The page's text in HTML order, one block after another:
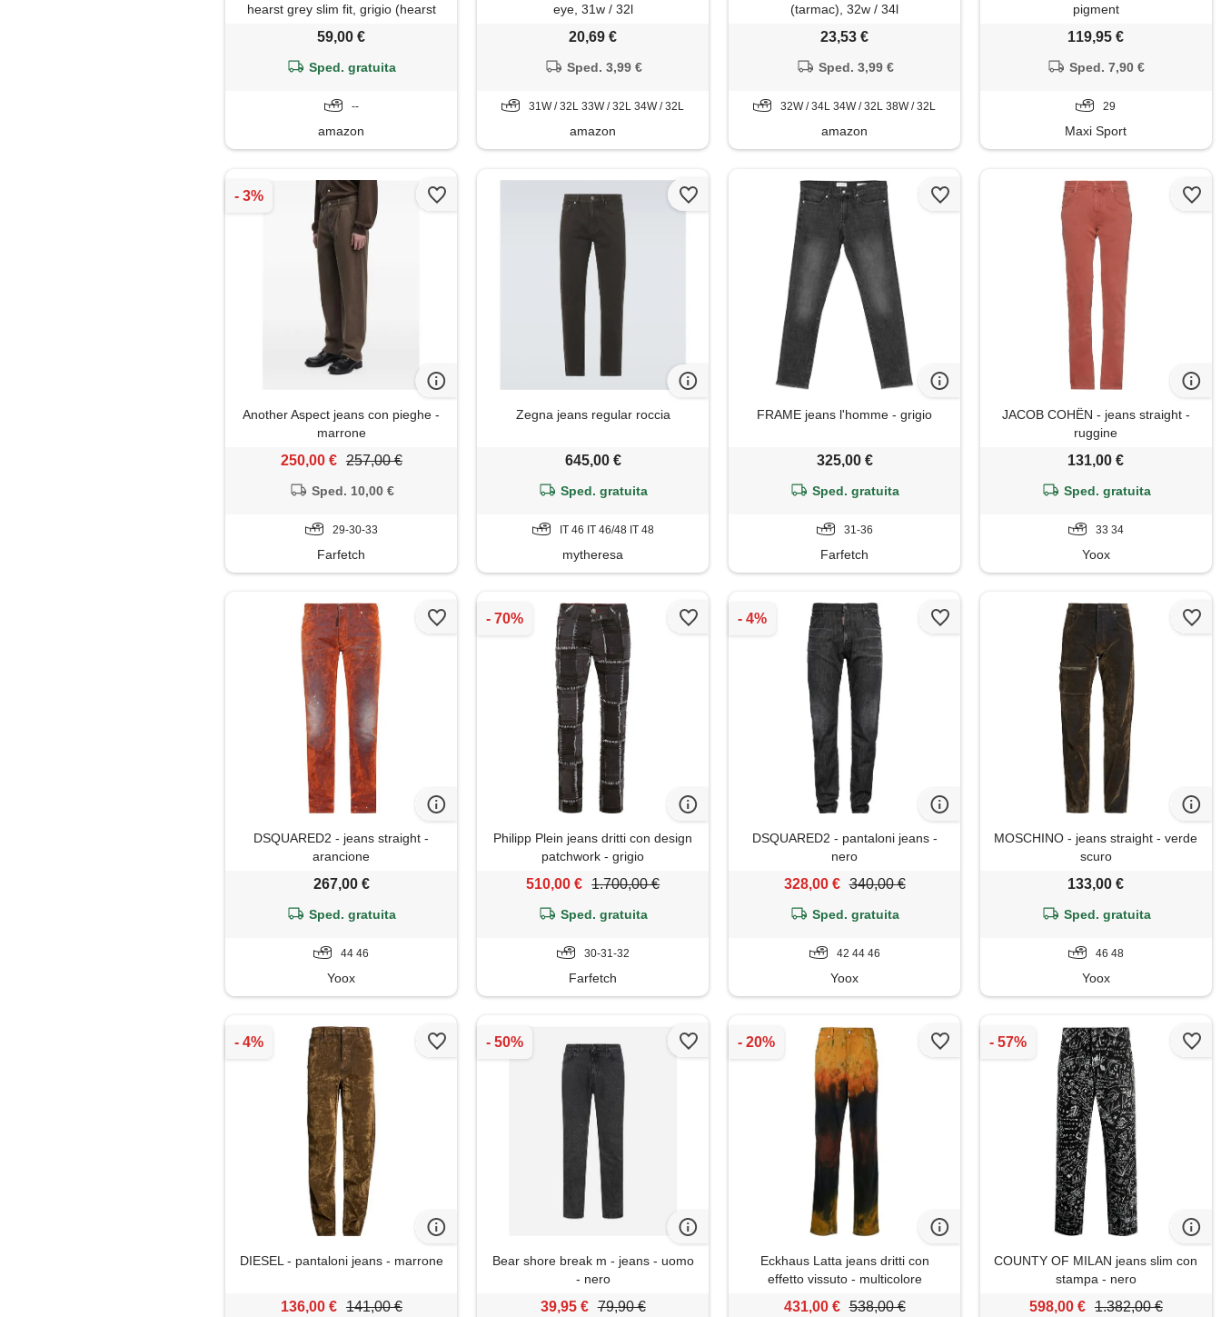
hearst grey slim fit, grigio (hearst
59,00 €
Sped. gratuita
--
amazon
eye, 31w / 32l
20,69 €
Sped. 3,99 €
31W / 32L 33W / 32L 34W / 32L
amazon
(tarmac), 32w / 34l
23,53 €
Sped. 3,99 €
32W / 34L 34W / 32L 38W / 32L
amazon
pigment
119,95 €
Sped. 7,90 €
29
Maxi Sport
Another Aspect jeans con pieghe -
marrone
250,00 € 257,00 €
Sped. 10,00 €
29-30-33
Farfetch
Zegna jeans regular roccia
645,00 €
Sped. gratuita
IT 46 IT 46/48 IT 48
mytheresa
FRAME jeans l'homme - grigio
325,00 €
Sped. gratuita
31-36
Farfetch
JACOB COHЁN - jeans straight -
ruggine
131,00 €
Sped. gratuita
33 34
Yoox
DSQUARED2 - jeans straight -
arancione
267,00 €
Sped. gratuita
44 46
Yoox
Philipp Plein jeans dritti con design
patchwork - grigio
510,00 € 1.700,00 €
Sped. gratuita
30-31-32
Farfetch
DSQUARED2 - pantaloni jeans -
nero
328,00 € 340,00 €
Sped. gratuita
42 44 46
Yoox
MOSCHINO - jeans straight - verde
scuro
133,00 €
Sped. gratuita
46 48
Yoox
DIESEL - pantaloni jeans - marrone
136,00 € 141,00 €
Bear shore break m - jeans - uomo
- nero
39,95 € 79,90 €
Eckhaus Latta jeans dritti con
effetto vissuto - multicolore
431,00 € 538,00 €
COUNTY OF MILAN jeans slim con
stampa - nero
598,00 € 1.382,00 €